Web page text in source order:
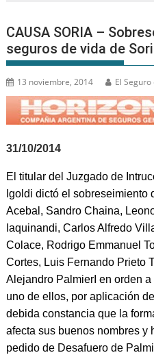
CAUSA SORIA –
seguros de vida de
13 noviembre, 2014 El
31/10/2014
El titular del Juzgado de
Igoldi dictó el sobreseimiento
Acebal, Sandro Chaina,
Iaquinandi, Carlos Alfredo
Colace, Rodrigo Emmanuel
Cortes, Luis Fernando Prieto
Alejandro PalmierI en orden
uno de ellos, por aplicación
debida constancia que la
afecta sus buenos nombres y
pedido de Desafuero de